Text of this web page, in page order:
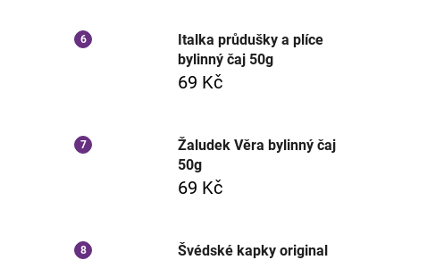
Italka průdušky a plíce
bylinný čaj 50g
69 Kč
Žaludek Věra bylinný čaj
50g
69 Kč
Švédské kapky original